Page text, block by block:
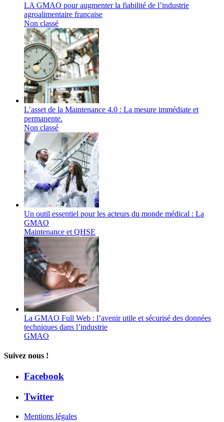
LA GMAO pour augmenter la fiabilité de l’industrie
agroalimentaire française
Non classé
L’asset de la Maintenance 4.0 : La mesure immédiate et
permanente.
Non classé
Un outil essentiel pour les acteurs du monde médical : La
GMAO
Maintenance et QHSE
La GMAO Full Web : l’avenir utile et sécurisé des données
techniques dans l’industrie
GMAO
Suivez nous !
Facebook
Twitter
Mentions légales